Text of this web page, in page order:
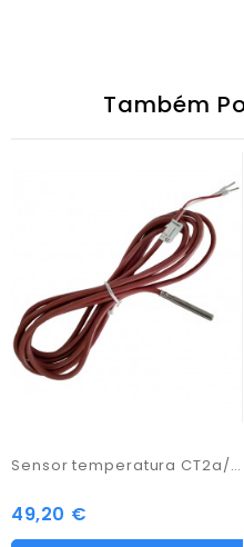
Também
Sensor temperatura CT2a/3.0
Preço
49,20 €